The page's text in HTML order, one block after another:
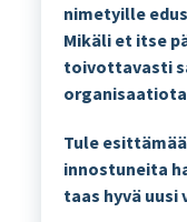
nimetyille
Mikäli et itse
toivottavasti
Tule
innostuneita
taas hyvä uusi